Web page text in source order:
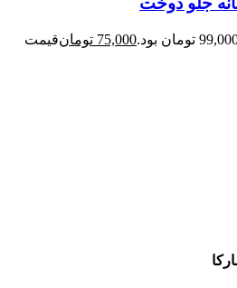
75,000 تومانقیمت